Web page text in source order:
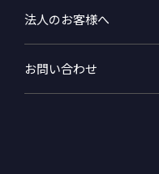
法人のお客様へ
お問い合わせ